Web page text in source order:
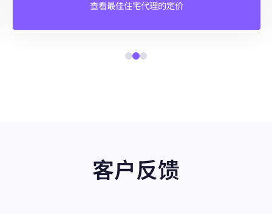
查看最佳住宅代理的定价
客户反馈